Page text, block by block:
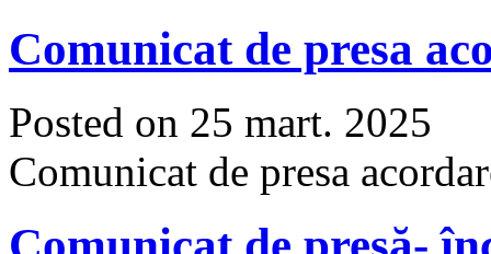
Comunicat de presa
Posted on 25 mart. 2025
Comunicat de presa